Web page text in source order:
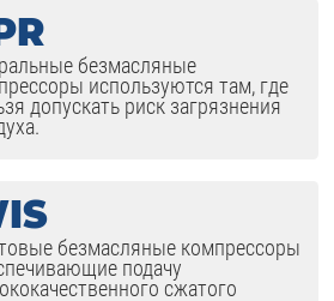
безмасляные
используются там, где
допускать риск загрязнения
безмасляные компрессоры
подачу
сжатого